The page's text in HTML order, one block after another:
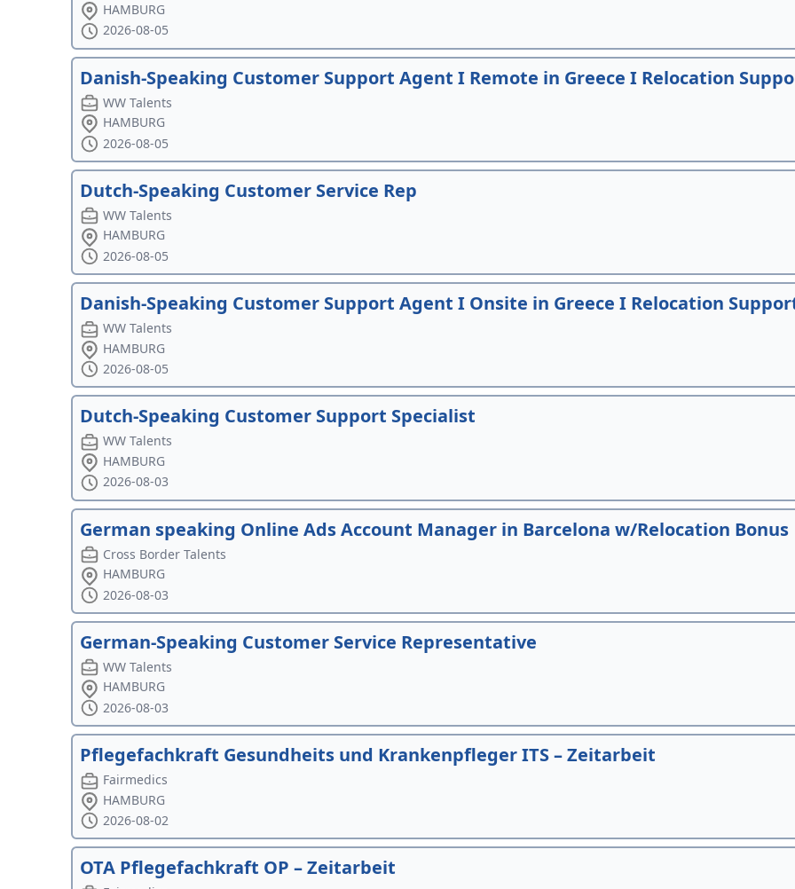
HAMBURG
2026-08-05
Danish-Speaking Customer Support Agent I Remote in Greece I Relocation
WW Talents
HAMBURG
2026-08-05
Dutch-Speaking Customer Service Rep
WW Talents
HAMBURG
2026-08-05
Danish-Speaking Customer Support Agent I Onsite in Greece I Relocation
WW Talents
HAMBURG
2026-08-05
Dutch-Speaking Customer Support Specialist
WW Talents
HAMBURG
2026-08-03
German speaking Online Ads Account Manager in Barcelona w/Relocation Bonus
Cross Border Talents
HAMBURG
2026-08-03
German-Speaking Customer Service Representative
WW Talents
HAMBURG
2026-08-03
Pflegefachkraft Gesundheits und Krankenpfleger ITS – Zeitarbeit
Fairmedics
HAMBURG
2026-08-02
OTA Pflegefachkraft OP – Zeitarbeit